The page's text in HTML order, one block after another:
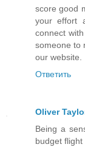
score good
your effort
connect
someone to
our website.
Ответить
Oliver
Being a
budget